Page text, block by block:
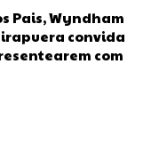
Pais, Wyndham
convida
com